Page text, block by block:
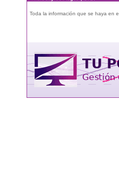
Toda la información que se haya en